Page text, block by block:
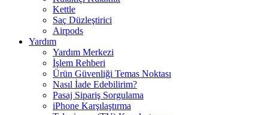
Kettle
Saç Düzleştirici
Airpods
Yardım
Yardım Merkezi
İşlem Rehberi
Ürün Güvenliği Temas Noktası
Nasıl İade Edebilirim?
Pasaj Sipariş Sorgulama
iPhone Karşılaştırma